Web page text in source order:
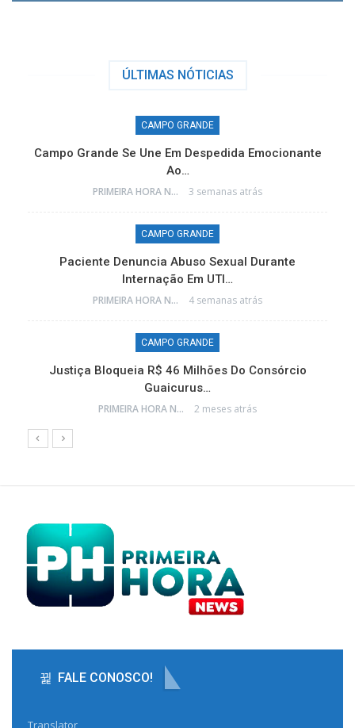
ÚLTIMAS NÓTICIAS
CAMPO GRANDE
Campo Grande Se Une Em Despedida Emocionante
Ao…
PRIMEIRA HORA NEWS 3 semanas atrás
CAMPO GRANDE
Paciente Denuncia Abuso Sexual Durante
Internação Em UTI…
PRIMEIRA HORA NEWS 4 semanas atrás
CAMPO GRANDE
Justiça Bloqueia R$ 46 Milhões Do Consórcio
Guaicurus…
PRIMEIRA HORA NEWS 2 meses atrás
FALE CONOSCO!
Translator